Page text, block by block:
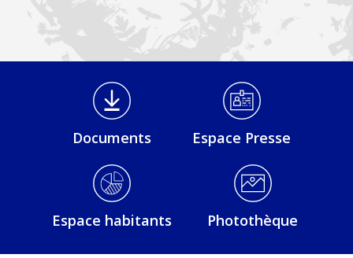
Médiathèque Footer
Documents Espace Presse
Espace habitants Photothèque